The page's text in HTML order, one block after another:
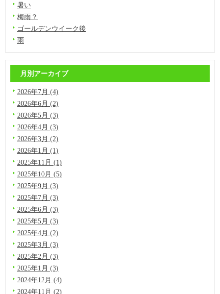
暑い
梅雨？
ゴールデンウイーク後
雨
月別アーカイブ
2026年7月 (4)
2026年6月 (2)
2026年5月 (3)
2026年4月 (3)
2026年3月 (2)
2026年1月 (1)
2025年11月 (1)
2025年10月 (5)
2025年9月 (3)
2025年7月 (3)
2025年6月 (3)
2025年5月 (3)
2025年4月 (2)
2025年3月 (3)
2025年2月 (3)
2025年1月 (3)
2024年12月 (4)
2024年11月 (2)